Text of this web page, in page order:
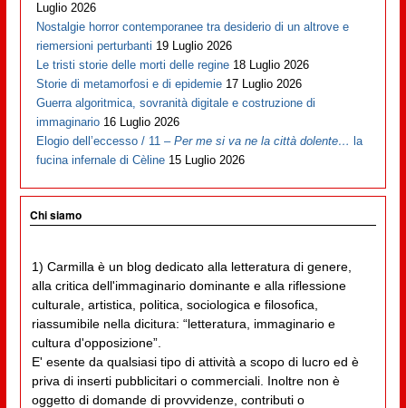
Luglio 2026
Nostalgie horror contemporanee tra desiderio di un altrove e
riemersioni perturbanti 19 Luglio 2026
Le tristi storie delle morti delle regine 18 Luglio 2026
Storie di metamorfosi e di epidemie 17 Luglio 2026
Guerra algoritmica, sovranità digitale e costruzione di
immaginario 16 Luglio 2026
Elogio dell’eccesso / 11 –Per me si va ne la città dolente… la
fucina infernale di Cèline 15 Luglio 2026
Chi siamo
1) Carmilla è un blog dedicato alla letteratura di genere,
alla critica dell'immaginario dominante e alla riflessione
culturale, artistica, politica, sociologica e filosofica,
riassumibile nella dicitura: “letteratura, immaginario e
cultura d'opposizione”.
E' esente da qualsiasi tipo di attività a scopo di lucro ed è
priva di inserti pubblicitari o commerciali. Inoltre non è
oggetto di domande di provvidenze, contributi o